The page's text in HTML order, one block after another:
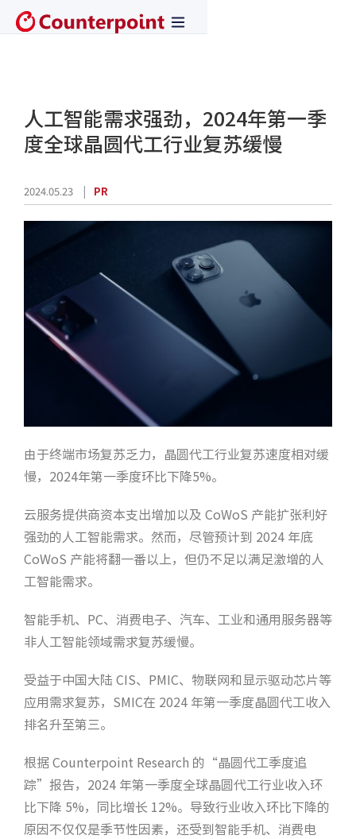
人工智能需求强劲，2024年第一季
度全球晶圆代工行业复苏缓慢
2024.05.23 PR
由于终端市场复苏乏力，晶圆代工行业复苏速度相对缓
慢，2024年第一季度环比下降5%。
云服务提供商资本支出增加以及 CoWoS 产能扩张利好
强劲的人工智能需求。然而，尽管预计到 2024 年底
CoWoS 产能将翻一番以上，但仍不足以满足激增的人
工智能需求。
智能手机、PC、消费电子、汽车、工业和通用服务器等
非人工智能领域需求复苏缓慢。
受益于中国大陆 CIS、PMIC、物联网和显示驱动芯片等
应用需求复苏，SMIC在 2024 年第一季度晶圆代工收入
排名升至第三。
根据 Counterpoint Research 的“晶圆代工季度追
踪”报告，2024 年第一季度全球晶圆代工行业收入环
比下降 5%，同比增长 12%。导致行业收入环比下降的
原因不仅仅是季节性因素，还受到智能手机、消费电